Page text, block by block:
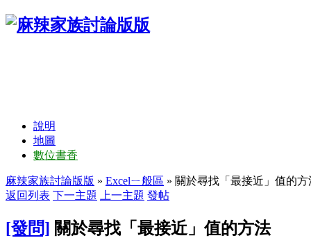
說明
地圖
數位書香
麻辣家族討論版版 » Excelㄧ般區 » 關於尋找「最接近」值的方
返回列表 下一主題 上一主題 發帖
[發問] 關於尋找「最接近」值的方法